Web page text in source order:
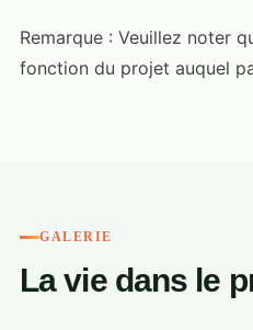
Remarque : Veuillez noter
fonction du projet auquel
GALERIE
La vie dans le